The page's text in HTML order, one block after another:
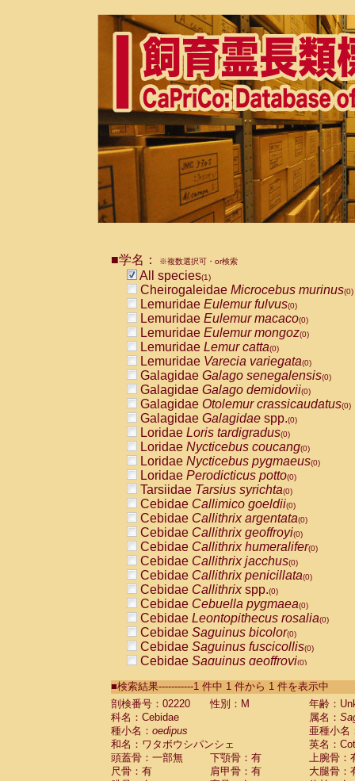
■学名： ※複数選択可・or検索
All species(1)
Cheirogaleidae Microcebus murinus(0)
Lemuridae Eulemur fulvus(0)
Lemuridae Eulemur macaco(0)
Lemuridae Eulemur mongoz(0)
Lemuridae Lemur catta(0)
Lemuridae Varecia variegata(0)
Galagidae Galago senegalensis(0)
Galagidae Galago demidovii(0)
Galagidae Otolemur crassicaudatus(0)
Galagidae Galagidae spp.(0)
Loridae Loris tardigradus(0)
Loridae Nycticebus coucang(0)
Loridae Nycticebus pygmaeus(0)
Loridae Perodicticus potto(0)
Tarsiidae Tarsius syrichta(0)
Cebidae Callimico goeldii(0)
Cebidae Callithrix argentata(0)
Cebidae Callithrix geoffroyi(0)
Cebidae Callithrix humeralifer(0)
Cebidae Callithrix jacchus(0)
Cebidae Callithrix penicillata(0)
Cebidae Callithrixspp.(0)
Cebidae Cebuella pygmaea(0)
Cebidae Leontopithecus rosalia(0)
Cebidae Saguinus bicolor(0)
Cebidae Saguinus fuscicollis(0)
Cebidae Saguinus geoffroyi(0)
CebidaeSaguinus labiatus(0)
Cebidae Saguinus leucopus (0)
Cebidae
Cebidae
CebidaeSaguinus nigricollis (0)
Cebidae Saguinus oedipus
Cebidae Saguinus weddelli
■検索結果-----------1 件中 1 件から 1 件を表示中
剖検番号：02220
性別：M
年齢：
科名：Cebidae
属名：
種小名： oedipus
亜種小名
和名：ワタボウシパンシェ
英名：
頭蓋骨：一部無
下顎骨：有
上腕骨：
尺骨：有
肩甲骨：有
大腿骨：